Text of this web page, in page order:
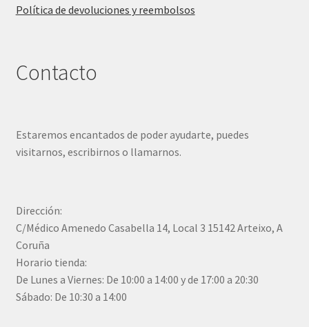
Política de devoluciones y reembolsos
Contacto
Estaremos encantados de poder ayudarte, puedes
visitarnos, escribirnos o llamarnos.
Dirección:
C/Médico Amenedo Casabella 14, Local 3 15142 Arteixo, A
Coruña
Horario tienda:
De Lunes a Viernes: De 10:00 a 14:00 y de 17:00 a 20:30
Sábado: De 10:30 a 14:00